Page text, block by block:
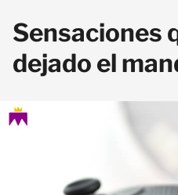
Sensaciones
dejado el